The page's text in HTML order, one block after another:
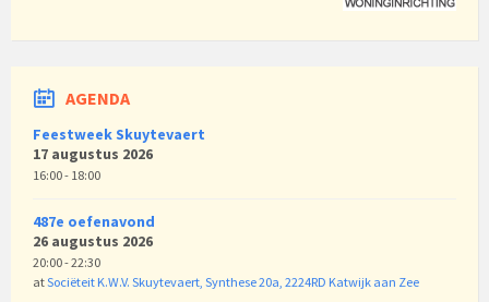
AGENDA
Feestweek Skuytevaert
17 augustus 2026
16:00 - 18:00
487e oefenavond
26 augustus 2026
20:00 - 22:30
atSociëteit K.W.V. Skuytevaert, Synthese 20a, 2224RD Katwijk aan Zee